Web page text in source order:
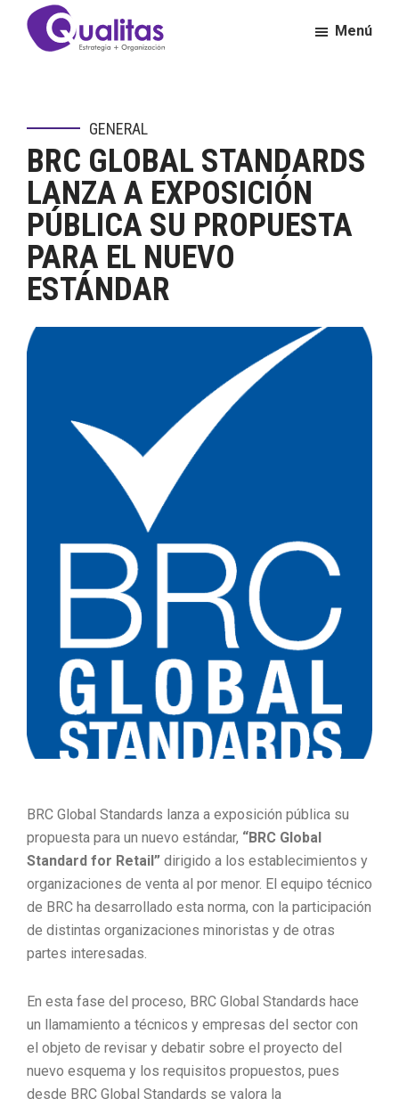
Saltar
contenido
Saltar
y
Excelencia
Empresarial
Menú
GENERAL
BRC GLOBAL STANDARDS
LANZA A EXPOSICIÓN
PÚBLICA SU PROPUESTA
PARA EL NUEVO
ESTÁNDAR
BRC Global Standards lanza a exposición pública su
propuesta para un nuevo estándar, “BRC Global
Standard for Retail” dirigido a los establecimientos y
organizaciones de venta al por menor. El equipo técnico
de BRC ha desarrollado esta norma, con la participación
de distintas organizaciones minoristas y de otras
partes interesadas.
En esta fase del proceso, BRC Global Standards hace
un llamamiento a técnicos y empresas del sector con
el objeto de revisar y debatir sobre el proyecto del
nuevo esquema y los requisitos propuestos, pues
desde BRC Global Standards se valora la